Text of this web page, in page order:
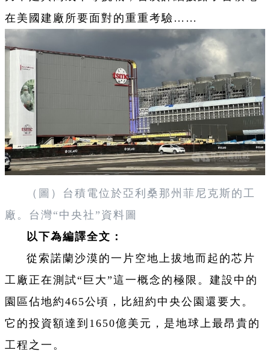
在美國建廠所要面對的重重考驗……
（圖）台積電位於亞利桑那州菲尼克斯的工
廠。台灣“中央社”資料圖
以下為編譯全文：
從索諾蘭沙漠的一片空地上拔地而起的芯片
工廠正在測試“巨大”這一概念的極限。建設中的
園區佔地約465公頃，比紐約中央公園還要大。
它的投資額達到1650億美元，是地球上最昂貴的
工程之一。